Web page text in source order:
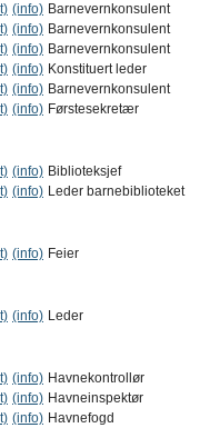
(info) Barnevernkonsulent
(info) Barnevernkonsulent
(info) Barnevernkonsulent
(info) Konstituert leder
(info) Barnevernkonsulent
(info) Førstesekretær
(info) Biblioteksjef
(info) Leder barnebiblioteket
(info) Feier
(info) Leder
(info) Havnekontrollør
(info) Havneinspektør
(info) Havnefogd